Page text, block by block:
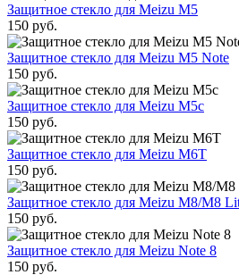
Защитное стекло для Meizu M5
150 руб.
Защитное стекло для Meizu M5 Note
150 руб.
Защитное стекло для Meizu M5c
150 руб.
Защитное стекло для Meizu M6T
150 руб.
Защитное стекло для Meizu M8/M8
150 руб.
Защитное стекло для Meizu Note 8
150 руб.